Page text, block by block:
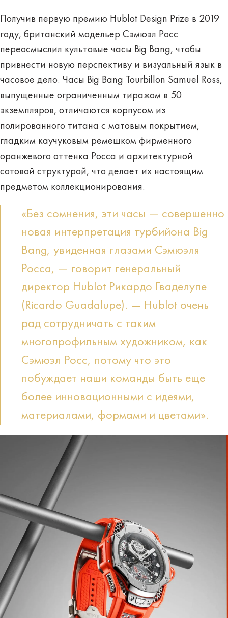
Получив первую премию Hublot Design Prize в 2019
году, британский модельер Сэмюэл Росс
переосмыслил культовые часы Big Bang, чтобы
привнести новую перспективу и визуальный язык в
часовое дело. Часы Big Bang Tourbillon Samuel Ross,
выпущенные ограниченным тиражом в 50
экземпляров, отличаются корпусом из
полированного титана с матовым покрытием,
гладким каучуковым ремешком фирменного
оранжевого оттенка Росса и архитектурной
сотовой структурой, что делает их настоящим
предметом коллекционирования.
«Без сомнения, эти часы — совершенно
новая интерпретация турбийона Big
Bang, увиденная глазами Сэмюэля
Росса, — говорит генеральный
директор Hublot Рикардо Гваделупе
(Ricardo Guadalupe). — Hublot очень
рад сотрудничать с таким
многопрофильным художником, как
Сэмюэл Росс, потому что это
побуждает наши команды быть еще
более инновационными с идеями,
материалами, формами и цветами».